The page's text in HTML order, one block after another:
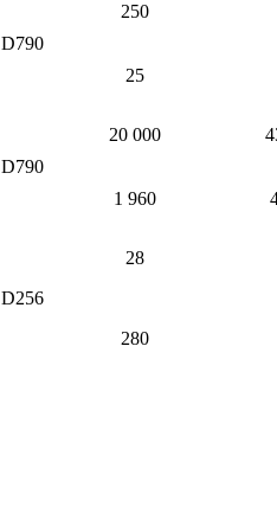
D790
250
25
D790
20 000
1 960
D256
28
280